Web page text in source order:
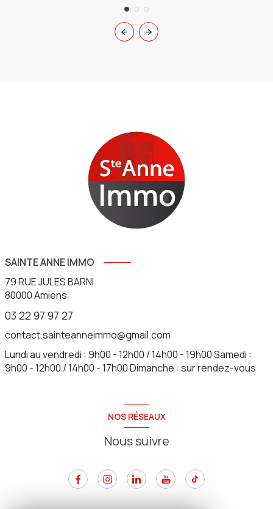
SAINTE ANNE IMMO
79 RUE JULES BARNI
80000Amiens
03 22 97 97 27
contact.sainteanneimmo@gmail.com
Lundi au vendredi : 9h00 - 12h00 / 14h00 - 19h00 Samedi :
9h00 - 12h00 / 14h00 - 17h00 Dimanche : sur rendez-vous
NOS RÉSEAUX
Nous suivre